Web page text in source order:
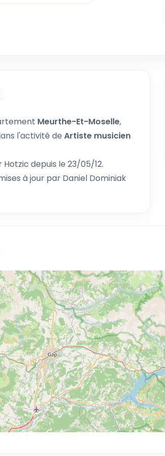
Meurthe-Et-Moselle,
l'activité de Artiste musicien
depuis le 23/05/12.
à jour par Daniel Dominiak